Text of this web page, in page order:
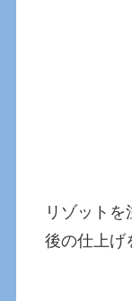
リゾット
後の仕上げ